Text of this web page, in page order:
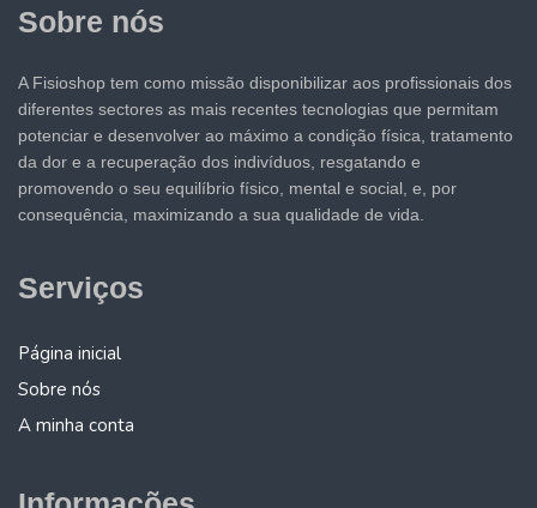
Sobre nós
A Fisioshop tem como missão disponibilizar aos profissionais dos
diferentes sectores as mais recentes tecnologias que permitam
potenciar e desenvolver ao máximo a condição física, tratamento
da dor e a recuperação dos indivíduos, resgatando e
promovendo o seu equilíbrio físico, mental e social, e, por
consequência, maximizando a sua qualidade de vida.
Serviços
Página inicial
Sobre nós
A minha conta